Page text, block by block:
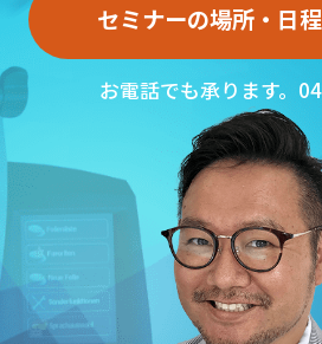
セミナーの場所・日
お電話でも承ります。